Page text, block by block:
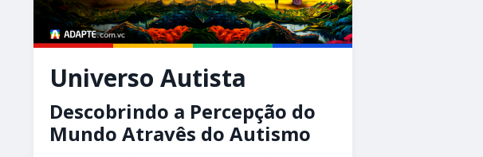
Universo Autista
Descobrindo a Percepção do
Mundo Atravês do Autismo